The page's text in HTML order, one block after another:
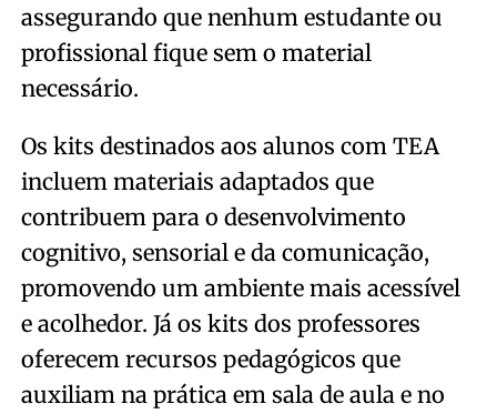
assegurando que nenhum estudante ou
profissional fique sem o material
necessário.
Os kits destinados aos alunos com TEA
incluem materiais adaptados que
contribuem para o desenvolvimento
cognitivo, sensorial e da comunicação,
promovendo um ambiente mais acessível
e acolhedor. Já os kits dos professores
oferecem recursos pedagógicos que
auxiliam na prática em sala de aula e no